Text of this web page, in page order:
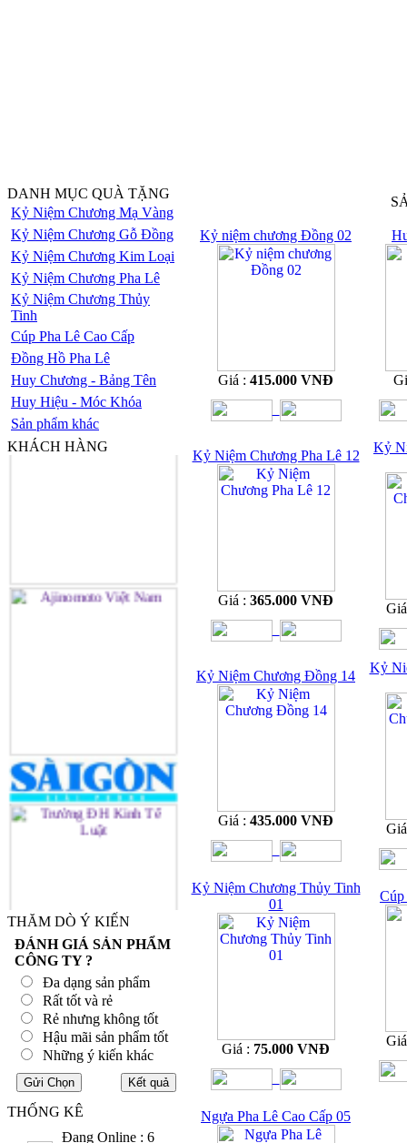
DANH MỤC QUÀ TẶNG
Kỷ Niệm Chương Mạ Vàng
Kỷ Niệm Chương Gỗ Đồng
Kỷ Niệm Chương Kim Loại
Kỷ Niệm Chương Pha Lê
Kỷ Niệm Chương Thủy
Tinh
Cúp Pha Lê Cao Cấp
Đồng Hồ Pha Lê
Huy Chương - Bảng Tên
Huy Hiệu - Móc Khóa
Sản phẩm khác
KHÁCH HÀNG
THĂM DÒ Ý KIẾN
ĐÁNH GIÁ SẢN PHẨM
CÔNG TY ?
Đa dạng sản phẩm
Rất tốt và rẻ
Rẻ nhưng không tốt
Hậu mãi sản phẩm tốt
Những ý kiến khác
THỐNG KÊ
Đang Online : 6
Kỷ niệm chương Đồng 02
Giá : 415.000 VNĐ
Kỷ Niệm Chương Pha Lê 12
Giá : 365.000 VNĐ
Kỷ
Kỷ Niệm Chương Đồng 14
Giá : 435.000 VNĐ
Kỷ
Kỷ Niệm Chương Thủy Tinh
01
Giá : 75.000 VNĐ
Cúp
Ngựa Pha Lê Cao Cấp 05